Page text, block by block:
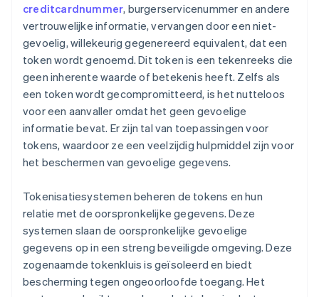
creditcardnummer, burgerservicenummer en andere
vertrouwelijke informatie, vervangen door een niet-
gevoelig, willekeurig gegenereerd equivalent, dat een
token wordt genoemd. Dit token is een tekenreeks die
geen inherente waarde of betekenis heeft. Zelfs als
een token wordt gecompromitteerd, is het nutteloos
voor een aanvaller omdat het geen gevoelige
informatie bevat. Er zijn tal van toepassingen voor
tokens, waardoor ze een veelzijdig hulpmiddel zijn voor
het beschermen van gevoelige gegevens.
Tokenisatiesystemen beheren de tokens en hun
relatie met de oorspronkelijke gegevens. Deze
systemen slaan de oorspronkelijke gevoelige
gegevens op in een streng beveiligde omgeving. Deze
zogenaamde tokenkluis is geïsoleerd en biedt
bescherming tegen ongeoorloofde toegang. Het